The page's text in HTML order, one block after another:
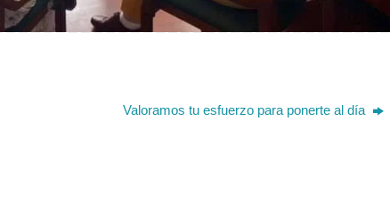
Valoramos tu esfuerzo para ponerte al día